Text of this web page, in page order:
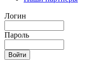
Логин
Пароль